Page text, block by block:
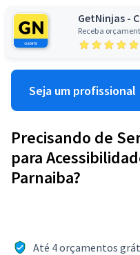
GetNinjas -
Receba
Seja um profissional
Precisando de
para
Parnaiba?
Até 4 orçamentos